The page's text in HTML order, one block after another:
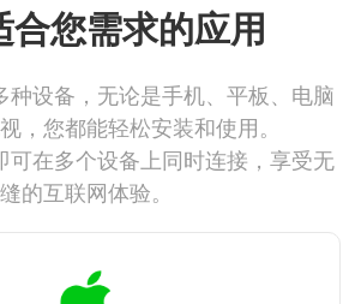
合您需求的应用
种设备，无论是手机、平板、电脑
，您都能轻松安装和使用。
可在多个设备上同时连接，享受无
缝的互联网体验。